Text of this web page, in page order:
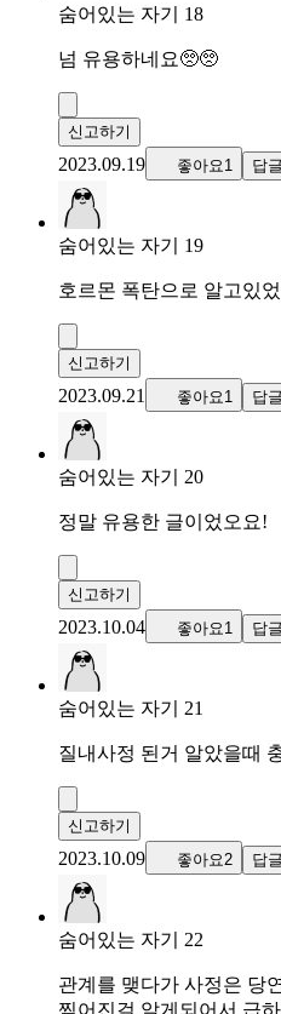
숨어있는 자기 18
넘 유용하네요🥺🥺
신고하기
2023.09.19 좋아요1 답
숨어있는 자기 19
호르몬 폭탄으로 알고있
신고하기
2023.09.21 좋아요1 답
숨어있는 자기 20
정말 유용한 글이었오요!
신고하기
2023.10.04 좋아요1 답
숨어있는 자기 21
질내사정 된거 알았을때
신고하기
2023.10.09 좋아요2 답
숨어있는 자기 22
관계를 맺다가 사정은 당
찢어진걸 알게되어서 급